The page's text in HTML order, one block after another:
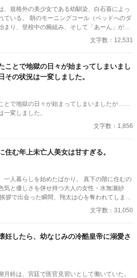
に連れて行った太陽。 太陽の存在を知っ
・私に言った。 「俺は太陽がいてもい
になる。」 「俺はひなたが好き
かせるから覚悟しとけよ？」 ※お話に出て
想像の世界です。現実世界とは何ら関係ありま
いただけたら幸いです。 楽しんでいただけたら嬉しく思います。
、規格外の美少女である幼馴染、白石葵によっ
コール（ベッドへのダ
まり、登校中の腕組み、そして「あーん」が義
り弁当。誰もが羨むラブラブっぷりだが、悠太
だと頑なに誤解（無視）している。 「ゆーた
やかしや、葵を狙う男子生徒のプレッシャーが
**「幼馴染フィルター」**はついに限界を迎え
感な理性を溶かし尽くす――最初からクライマ
度イチャイチャ・ラブコメ、開幕！
文字数：12,531
ことで地獄の日々が始まってしまいまし
の状況は一変しました。
とで地獄の日々が始まってしまいましたが……
一変しました。
文字数：1,856
住む年上未亡人美女は甘すぎる。
一人暮らしを始めたばかり。 真下の階に住むの
気と優しさを併せ持つ大人の女性・水無瀬紗
拶で出会った瞬間、翔太は心を奪われてしま
バイト先のスーパーで再会した彼女は、翔太を
かく仕事を教えてくれる存在だった。 ある日の
をご馳走になるほど親密に。 優しくて穏やかで
るたび、翔太の心は揺れていく。 大人の女性
ょっぴり刺激的な同居生活（？）がはじまる。
文字数：31,050
妊したら、幼なじみの冷酷皇帝に溺愛さ
月鈴は、宮廷で医官見習いとして働いていた。